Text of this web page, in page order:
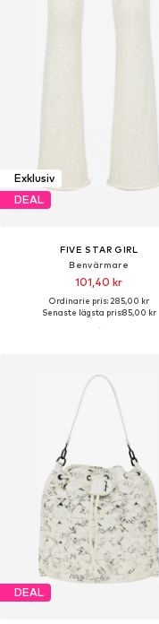
Exklusiv
DEAL
FIVE STAR GIRL
Benvärmare
101,40 kr
Ordinarie pris: 285,00 kr
Senaste lägsta pris:85,00 kr
DEAL